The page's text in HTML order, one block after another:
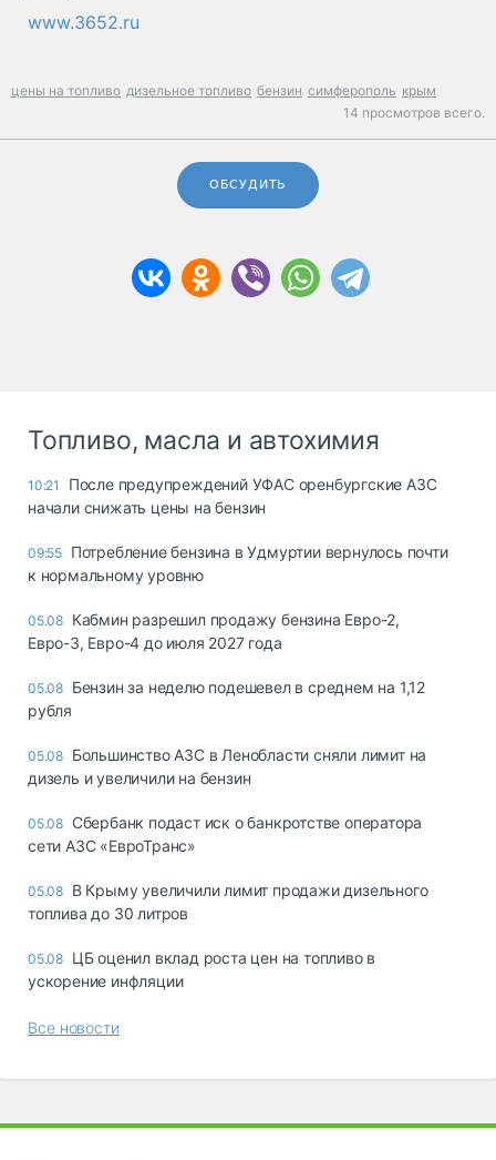
www.3652.ru
цены на топливо дизельное топливо бензин симферополь крым
14 просмотров всего.
ОБСУДИТЬ
Топливо, масла и автохимия
10:21
После предупреждений УФАС оренбургские АЗС
начали снижать цены на бензин
09:55 Потребление бензина в Удмуртии вернулось почти
к нормальному уровню
05.08 Кабмин разрешил продажу бензина Евро-2,
Евро-3, Евро-4 до июля 2027 года
05.08 Бензин за неделю подешевел в среднем на 1,12
рубля
05.08 Большинство АЗС в Ленобласти сняли лимит на
дизель и увеличили на бензин
05.08 Сбербанк подаст иск о банкротстве оператора
сети АЗС «ЕвроТранс»
05.08 В Крыму увеличили лимит продажи дизельного
топлива до 30 литров
05.08 ЦБ оценил вклад роста цен на топливо в
ускорение инфляции
Все новости